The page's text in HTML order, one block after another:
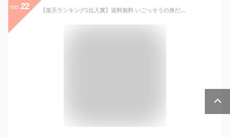
no. 22 【楽天ランキング1位入賞】送料無料 いごっそうの身だしなみ りぐる 土佐のハイカラ 汗ふき シート 15枚入り5Pセット メントール 清涼成分 配合 すっきり タイプ 国産 日本製 冷感